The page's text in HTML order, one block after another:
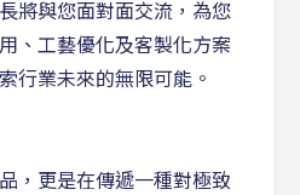
將與您面對面交流，為您
、工藝優化及客製化方案
行業未來的無限可能。
，更是在傳遞一種對極致